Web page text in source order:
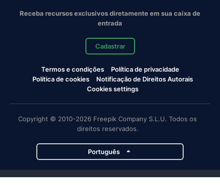
Receba recursos exclusivos diretamente em sua caixa de
entrada
Cadastrar
Termos e condições
Política de privacidade
Política de cookies
Notificação de Direitos Autorais
Cookies settings
Copyright © 2010-2026 Freepik Company S.L.U. Todos os
direitos reservados.
Português